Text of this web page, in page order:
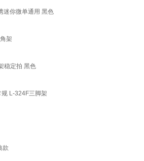
迷你微单通用 黑色
架
稳定拍 黑色
L-324F三脚架
款